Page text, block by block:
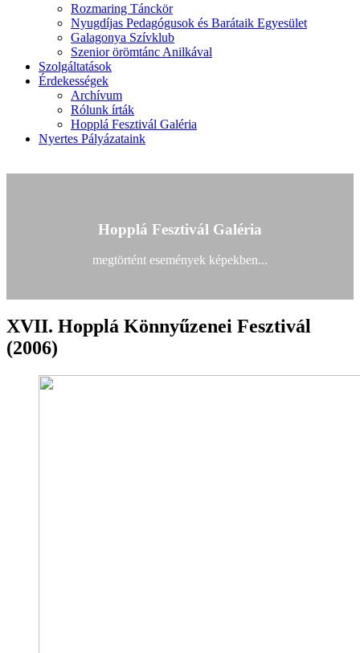
Rozmaring Tánckör
Nyugdíjas Pedagógusok és Barátaik Egyesület
Galagonya Szívklub
Szenior örömtánc Anilkával
Szolgáltatások
Érdekességek
Archívum
Rólunk írták
Hopplá Fesztivál Galéria
Nyertes Pályázataink
Hopplá Fesztivál Galéria
megtörtént események képekben...
XVII. Hopplá Könnyűzenei Fesztivál
(2006)